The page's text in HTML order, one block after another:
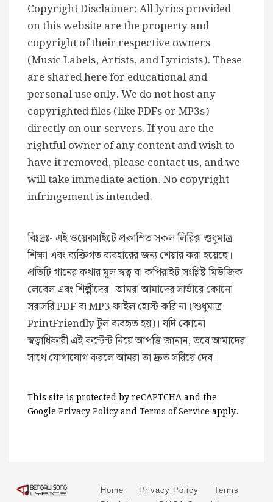
Copyright Disclaimer: All lyrics provided
on this website are the property and
copyright of their respective owners
(Music Labels, Artists, and Lyricists). These
are shared here for educational and
personal use only. We do not host any
copyrighted files (like PDFs or MP3s)
directly on our servers. If you are the
rightful owner of any content and wish to
have it removed, please contact us, and we
will take immediate action. No copyright
infringement is intended.
বিঃদ্রঃ- এই ওয়েবসাইটে প্রকাশিত সকল লিরিক্স শুধুমাত্র
শিক্ষা এবং ব্যক্তিগত ব্যবহারের জন্য শেয়ার করা হয়েছে।
প্রতিটি গানের কথার মূল স্বত্ব বা কপিরাইট সংশ্লিষ্ট মিউজিক
লেবেল এবং শিল্পীদের। আমরা আমাদের সার্ভারে কোনো
সরাসরি PDF বা MP3 ফাইল হোস্ট করি না (শুধুমাত্র
PrintFriendly টুল ব্যবহৃত হয়)। যদি কোনো
স্বত্বাধিকারী এই কন্টেন্ট নিয়ে আপত্তি জানান, তবে আমাদের
সাথে যোগাযোগ করলে আমরা তা দ্রুত সরিয়ে দেব।
This site is protected by reCAPTCHA and the
Google Privacy PolicyandTerms of Service apply.
Home Privacy Policy
Terms